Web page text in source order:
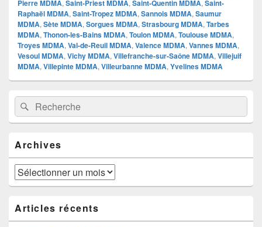
Pierre MDMA, Saint-Priest MDMA, Saint-Quentin MDMA, Saint-
Raphaël MDMA, Saint-Tropez MDMA, Sannois MDMA, Saumur
MDMA, Sète MDMA, Sorgues MDMA, Strasbourg MDMA, Tarbes
MDMA, Thonon-les-Bains MDMA, Toulon MDMA, Toulouse MDMA,
Troyes MDMA, Val-de-Reuil MDMA, Valence MDMA, Vannes MDMA,
Vesoul MDMA, Vichy MDMA, Villefranche-sur-Saône MDMA, Villejuif
MDMA, Villepinte MDMA, Villeurbanne MDMA, Yvelines MDMA
Zone
principale
de
widget
barre
latérale
Recherche :Rechercher
Archives
Archives
Articles récents